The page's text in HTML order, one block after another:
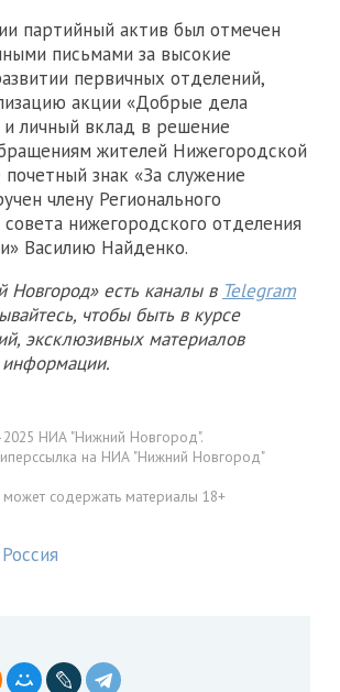
партийный актив был отмечен
письмами за высокие
первичных отделений,
акции «Добрые дела
личный вклад в решение
жителей Нижегородской
почетный знак «За служение
члену Регионального
совета нижегородского отделения
Василию Найденко.
есть каналы в Telegram
чтобы быть в курсе
эксклюзивных материалов
НИА "Нижний Новгород".
на НИА "Нижний Новгород"
содержать материалы 18+